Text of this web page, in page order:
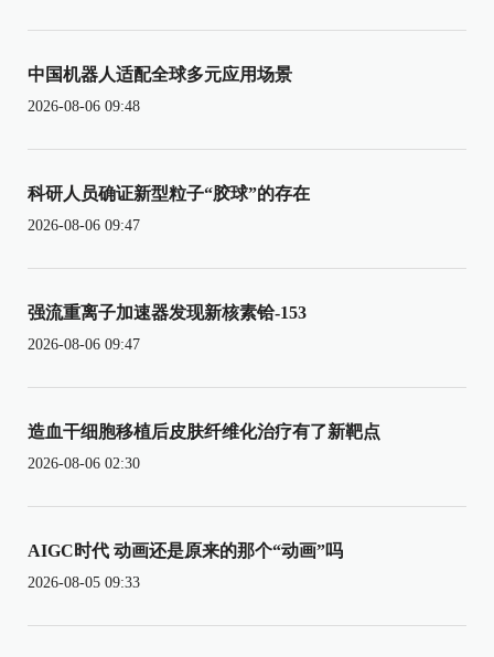
中国机器人适配全球多元应用场景
2026-08-06 09:48
科研人员确证新型粒子“胶球”的存在
2026-08-06 09:47
强流重离子加速器发现新核素铪-153
2026-08-06 09:47
造血干细胞移植后皮肤纤维化治疗有了新靶点
2026-08-06 02:30
AIGC时代 动画还是原来的那个“动画”吗
2026-08-05 09:33